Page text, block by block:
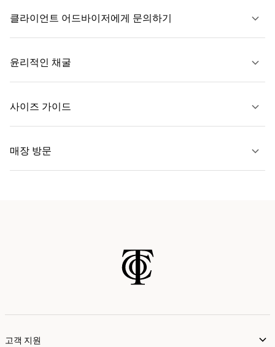
자세히 보기
클라이언트 어드바이저에게 문의하기
윤리적인 채굴
사이즈 가이드
자세히 보기
매장 방문
고객 지원